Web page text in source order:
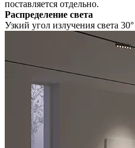
поставляется отдельно.
Распределение света
Узкий угол излучения света